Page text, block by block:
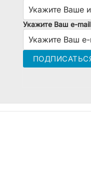
Укажите Ваш e-mail